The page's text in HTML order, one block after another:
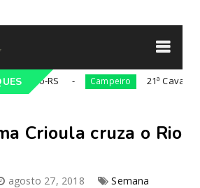
RS Campeiro 21ª Cavalgada
Crioula cruza o Rio
agosto 27, 2018
Semana